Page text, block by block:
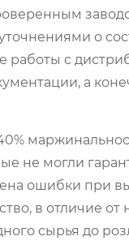
о
работы с
а
не могли
ошибки при
в отличие от
сырья до